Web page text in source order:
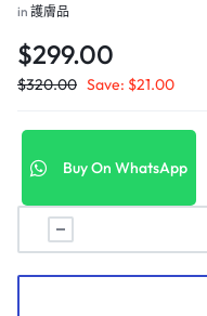
in 護膚品
$299.00
$320.00 Save: $21.00
Buy On WhatsApp